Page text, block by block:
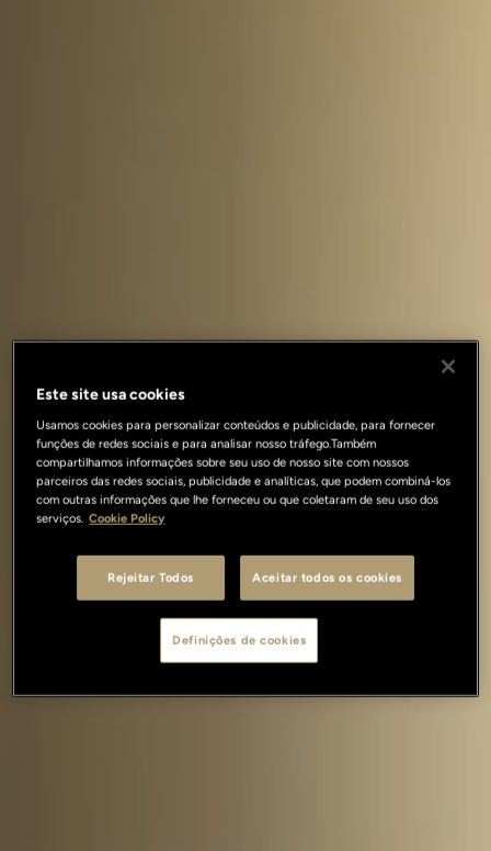
Este site usa cookies
Usamos cookies para personalizar conteúdos e publicidade, para fornecer
funções de redes sociais e para analisar nosso tráfego.Também
compartilhamos informações sobre seu uso de nosso site com nossos
parceiros das redes sociais, publicidade e analíticas, que podem combiná-los
com outras informações que lhe forneceu ou que coletaram de seu uso dos
serviços. Cookie Policy
Rejeitar Todos Aceitar todos os cookies
Definições de cookies